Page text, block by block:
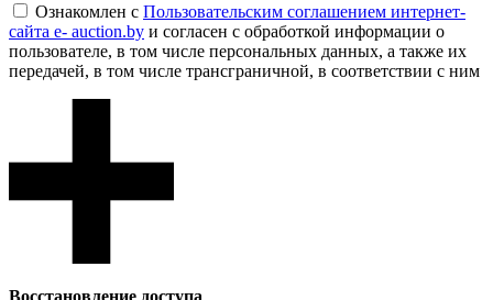
Ознакомлен с Пользовательским соглашением интернет-
сайта e- auction.by и согласен с обработкой информации о
пользователе, в том числе персональных данных, а также их
передачей, в том числе трансграничной, в соответствии с ним
Восcтановление доступа